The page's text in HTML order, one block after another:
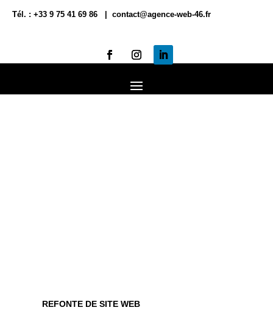
Tél. : +33 9 75 41 69 86 | contact@agence-web-46.fr
REFONTE DE SITE WEB